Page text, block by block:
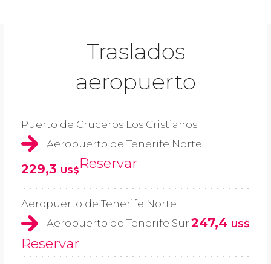
Traslados
aeropuerto
Puerto de Cruceros Los Cristianos
Aeropuerto de Tenerife Norte
229,3 US$Reservar
Aeropuerto de Tenerife Norte
Aeropuerto de Tenerife Sur247,4 US$
Reservar